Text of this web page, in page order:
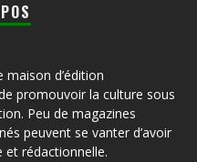
d’édition
promouvoir la culture sous
Peu de magazines
peuvent se vanter d’avoir
et rédactionnelle.